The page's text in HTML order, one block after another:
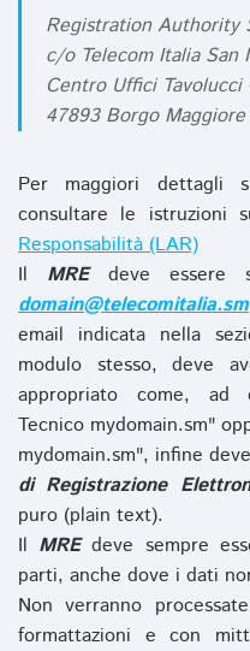
Registration Authority
c/o Telecom Italia San
Centro Uffici
47893 Borgo
Per maggiori dettagli
consultare le istruzioni
Responsabilità (LAR)
Il MREdeve essere
domain@telecomitalia.sm
email indicata nella
modulo stesso, deve
appropriato come, ad
Tecnico mydomain.sm"
mydomain.sm", infine
di Registrazione
puro (plain text).
Il MREdeve sempre
parti, anche dove i dati
Non verranno
formattazioni e con